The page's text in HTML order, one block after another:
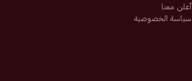
أعلن معنا
سياسة الخصوصية